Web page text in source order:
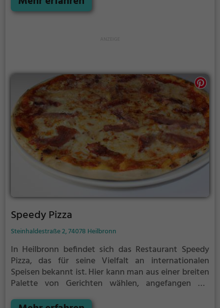
Gerichten sowie gesunden Optionen. Die gemütliche
um verschiedene kulinarische Einflüsse zu entdecken
und in entspannter Atmosphäre zu genießen.
Speedy Pizza
Steinhaldestraße 2, 74078 Heilbronn
In Heilbronn befindet sich das Restaurant Speedy
Pizza, das für seine Vielfalt an internationalen
Speisen bekannt ist. Hier kann man aus einer breiten
Palette von Gerichten wählen, angefangen bei